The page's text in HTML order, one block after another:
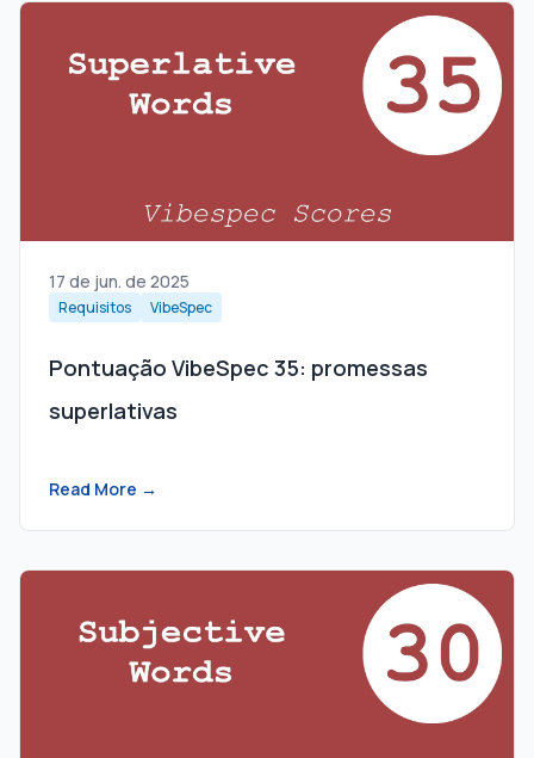
17 de jun. de 2025
Requisitos VibeSpec
Pontuação VibeSpec 35: promessas
superlativas
Read More →